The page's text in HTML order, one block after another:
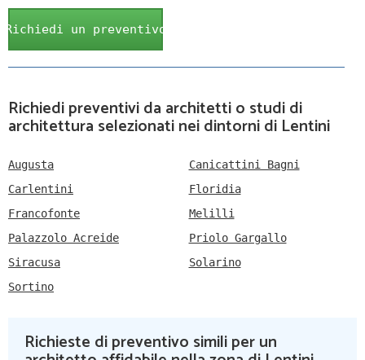
Richiedi un preventivo
Richiedi preventivi da architetti o studi di
architettura selezionati nei dintorni di Lentini
Augusta
Canicattini Bagni
Carlentini
Floridia
Francofonte
Melilli
Palazzolo Acreide
Priolo Gargallo
Siracusa
Solarino
Sortino
Richieste di preventivo simili per un